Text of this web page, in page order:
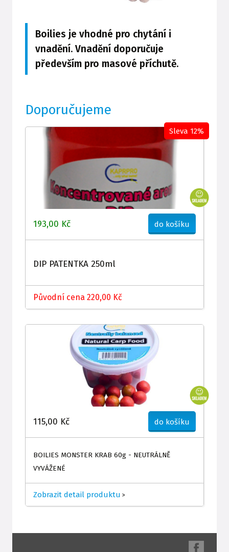
Boilies je vhodné pro chytání i
vnadění. Vnadění doporučuje
především pro masové příchutě.
Doporučujeme
193,00 Kč do košíku
DIP PATENTKA 250ml
Původní cena 220,00 Kč
Sleva 12%
115,00 Kč do košíku
BOILIES MONSTER KRAB 60g - NEUTRÁLNĚ
VYVÁŽENÉ
Zobrazit detail produktu >